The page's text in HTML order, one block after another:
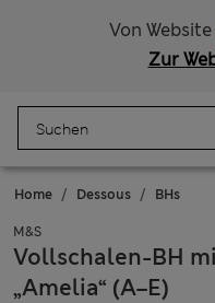
Von Website
Zur
Home Dessous BHs
M&S
Vollschalen-BH
„Amelia“ (A–E)